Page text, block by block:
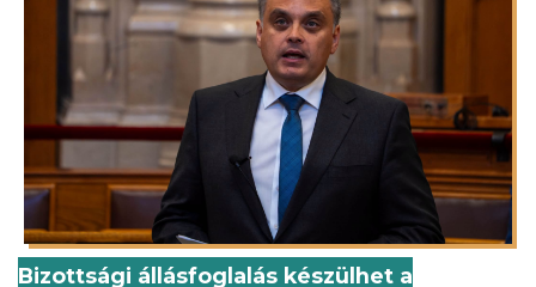
Bizottsági állásfoglalás készülhet a